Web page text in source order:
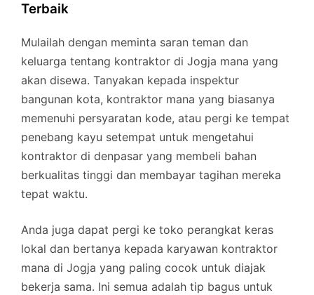
Terbaik
Mulailah dengan meminta saran teman dan
keluarga tentang kontraktor di Jogja mana yang
akan disewa. Tanyakan kepada inspektur
bangunan kota, kontraktor mana yang biasanya
memenuhi persyaratan kode, atau pergi ke tempat
penebang kayu setempat untuk mengetahui
kontraktor di denpasar yang membeli bahan
berkualitas tinggi dan membayar tagihan mereka
tepat waktu.
Anda juga dapat pergi ke toko perangkat keras
lokal dan bertanya kepada karyawan kontraktor
mana di Jogja yang paling cocok untuk diajak
bekerja sama. Ini semua adalah tip bagus untuk